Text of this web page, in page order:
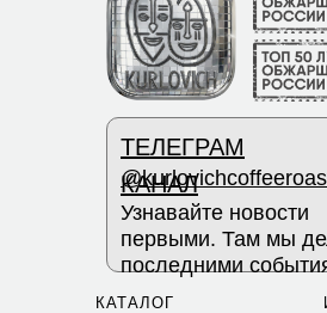
КАТАЛОГ
Узнавайте новости
первыми. Там мы
последними
ТЕЛЕГРАМ
КАНАЛ